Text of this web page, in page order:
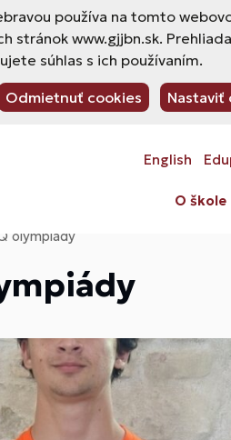
používa na tomto
www.gjjbn.sk.
súhlas s ich používaním.
Odmietnuť cookies Nastaviť
English
O škole
olympiády